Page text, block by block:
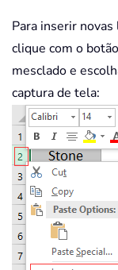
Para inserir
clique com o
mesclado e
captura de tela: